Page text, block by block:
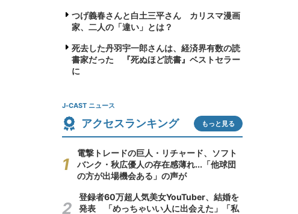
つげ義春さんと白土三平さん カリスマ漫画
家、二人の「違い」とは？
死去した丹羽宇一郎さんは、経済界有数の読
書家だった 『死ぬほど読書』ベストセラー
に
J-CAST ニュース
アクセスランキング もっと見る
電撃トレードの巨人・リチャード、ソフト
バンク・秋広優人の存在感薄れ...「他球団
の方が出場機会ある」の声が
登録者60万超人気美女YouTuber、結婚を
発表 「めっちゃいい人に出会えた」「私